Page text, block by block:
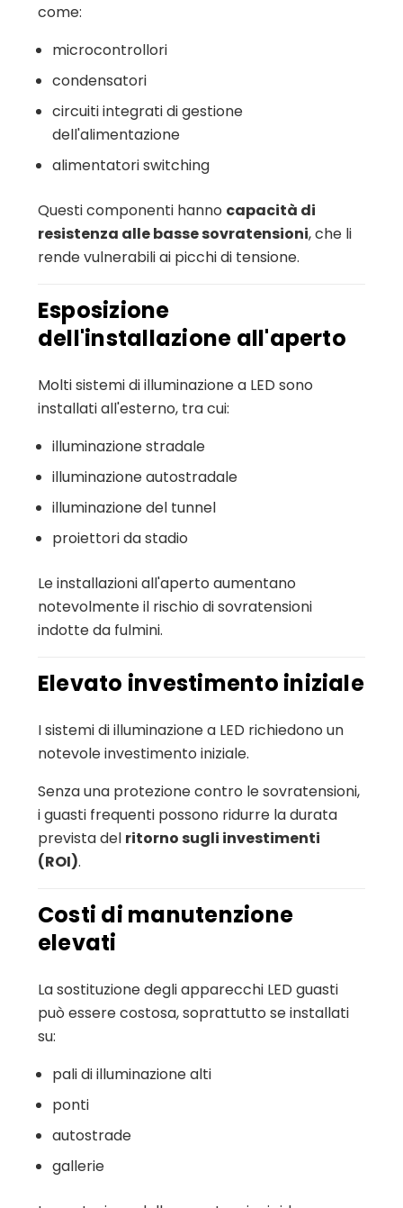
come:
microcontrollori
condensatori
circuiti integrati di gestione
dell'alimentazione
alimentatori switching
Questi componenti hanno capacità di
resistenza alle basse sovratensioni, che li
rende vulnerabili ai picchi di tensione.
Esposizione
dell'installazione all'aperto
Molti sistemi di illuminazione a LED sono
installati all'esterno, tra cui:
illuminazione stradale
illuminazione autostradale
illuminazione del tunnel
proiettori da stadio
Le installazioni all'aperto aumentano
notevolmente il rischio di sovratensioni
indotte da fulmini.
Elevato investimento iniziale
I sistemi di illuminazione a LED richiedono un
notevole investimento iniziale.
Senza una protezione contro le sovratensioni,
i guasti frequenti possono ridurre la durata
prevista del ritorno sugli investimenti
(ROI).
Costi di manutenzione
elevati
La sostituzione degli apparecchi LED guasti
può essere costosa, soprattutto se installati
su:
pali di illuminazione alti
ponti
autostrade
gallerie